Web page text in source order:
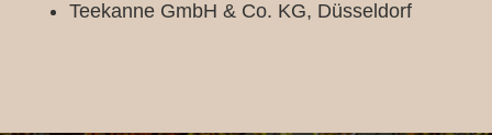
Teekanne GmbH & Co. KG, Düsseldorf